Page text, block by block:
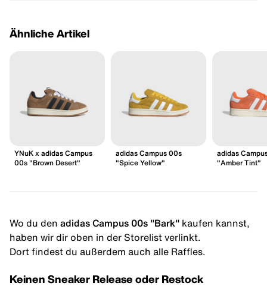
Ähnliche Artikel
YNuK x adidas Campus
00s "Brown Desert"
adidas Campus 00s
"Spice Yellow"
adidas
"Amber Tint"
Wo du den adidas Campus 00s "Bark" kaufen kannst,
haben wir dir oben in der Storelist verlinkt.
Dort findest du außerdem auch alle Raffles.
Keinen Sneaker Release oder Restock